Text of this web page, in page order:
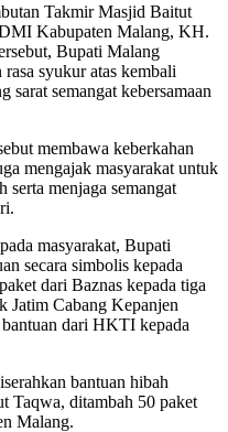
Takmir Masjid Baitut
Kabupaten Malang, KH.
Bupati Malang
syukur atas kembali
sarat semangat kebersamaan
membawa keberkahan
mengajak masyarakat untuk
menjaga semangat
masyarakat, Bupati
secara simbolis kepada
dari Baznas kepada tiga
Jatim Cabang Kepanjen
bantuan dari HKTI kepada
bantuan hibah
Taqwa, ditambah 50 paket
Malang.